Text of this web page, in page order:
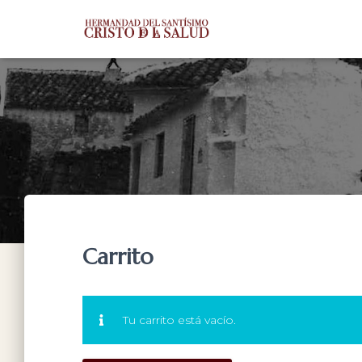
Carrito
Tu carrito está vacío.